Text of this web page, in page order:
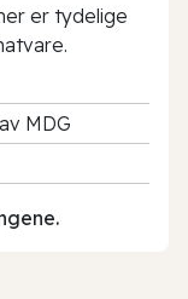
er tydelige
MDG